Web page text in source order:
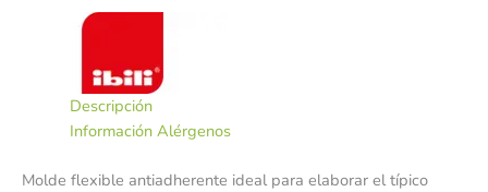
Descripción
Información Alérgenos
Molde flexible antiadherente ideal para elaborar el típico